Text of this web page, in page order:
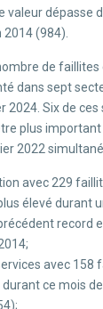
valeur dépasse
(984).
de
dans sept
2024. Six de
plus
2022
avec 229
élevé durant
record
avec 158
ce mois